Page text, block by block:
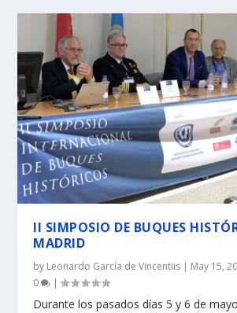
II SIMPOSIO DE BUQUES
MADRID
by Leonardo García de Vincentiis | May 15,
0
|
Durante los pasados días 5 y 6 de